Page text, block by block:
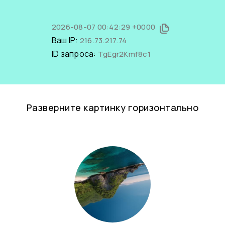
2026-08-07 00:42:29 +0000
Ваш IP: 216.73.217.74
ID запроса: TgEgr2Kmf8c1
Разверните картинку горизонтально